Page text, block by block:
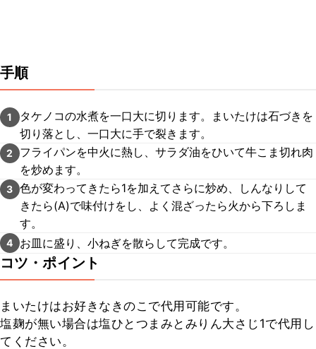
手順
1
タケノコの水煮を一口大に切ります。まいたけは石づきを
切り落とし、一口大に手で裂きます。
2
フライパンを中火に熱し、サラダ油をひいて牛こま切れ肉
を炒めます。
3 色が変わってきたら1を加えてさらに炒め、しんなりして
きたら(A)で味付けをし、よく混ざったら火から下ろしま
す。
4 お皿に盛り、小ねぎを散らして完成です。
コツ・ポイント
まいたけはお好きなきのこで代用可能です。
塩麹が無い場合は塩ひとつまみとみりん大さじ1で代用し
てください。